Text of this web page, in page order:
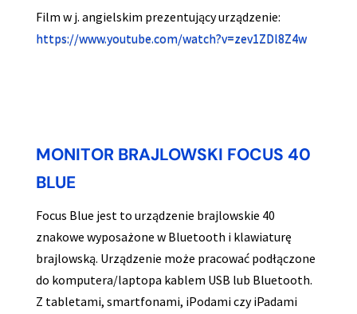
Film w j. angielskim prezentujący urządzenie:
https://www.youtube.com/watch?v=zev1ZDl8Z4w
MONITOR BRAJLOWSKI FOCUS 40
BLUE
Focus Blue jest to urządzenie brajlowskie 40
znakowe wyposażone w Bluetooth i klawiaturę
brajlowską. Urządzenie może pracować podłączone
do komputera/laptopa kablem USB lub Bluetooth.
Z tabletami, smartfonami, iPodami czy iPadami